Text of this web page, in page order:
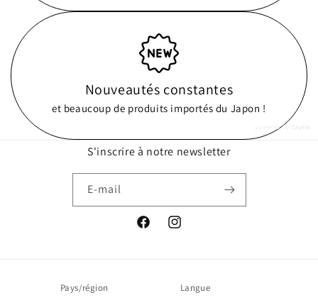
Nouveautés constantes
et beaucoup de produits importés du Japon !
powered by
S'inscrire à notre newsletter
E-mail
FacebookInstagram
Pays/région Langue